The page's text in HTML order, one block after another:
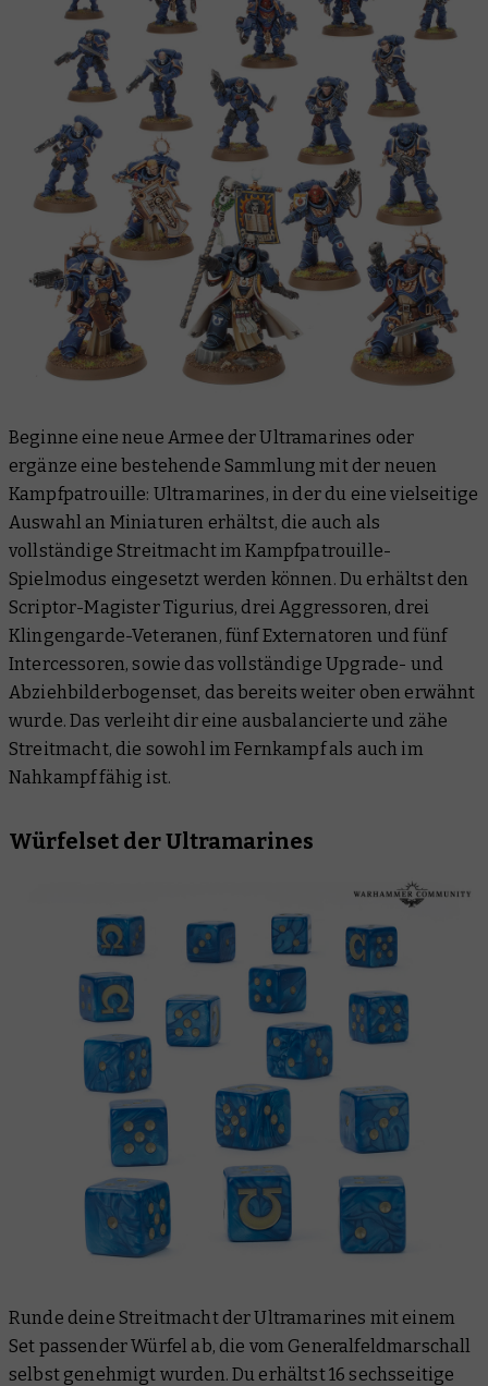
Beginne eine neue Armee der Ultramarines oder
ergänze eine bestehende Sammlung mit der neuen
Kampfpatrouille: Ultramarines, in der du eine vielseitige
Auswahl an Miniaturen erhältst, die auch als
vollständige Streitmacht im Kampfpatrouille-
Spielmodus eingesetzt werden können. Du erhältst den
Scriptor-Magister Tigurius, drei Aggressoren, drei
Klingengarde-Veteranen, fünf Externatoren und fünf
Intercessoren, sowie das vollständige Upgrade- und
Abziehbilderbogenset, das bereits weiter oben erwähnt
wurde. Das verleiht dir eine ausbalancierte und zähe
Streitmacht, die sowohl im Fernkampf als auch im
Nahkampf fähig ist.
Würfelset der Ultramarines
Runde deine Streitmacht der Ultramarines mit einem
Set passender Würfel ab, die vom Generalfeldmarschall
selbst genehmigt wurden. Du erhältst 16 sechsseitige